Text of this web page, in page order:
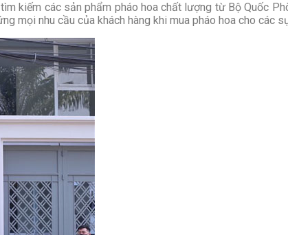
kiếm các sản phẩm pháo hoa chất lượng từ Bộ Quốc
mọi nhu cầu của khách hàng khi mua pháo hoa cho các